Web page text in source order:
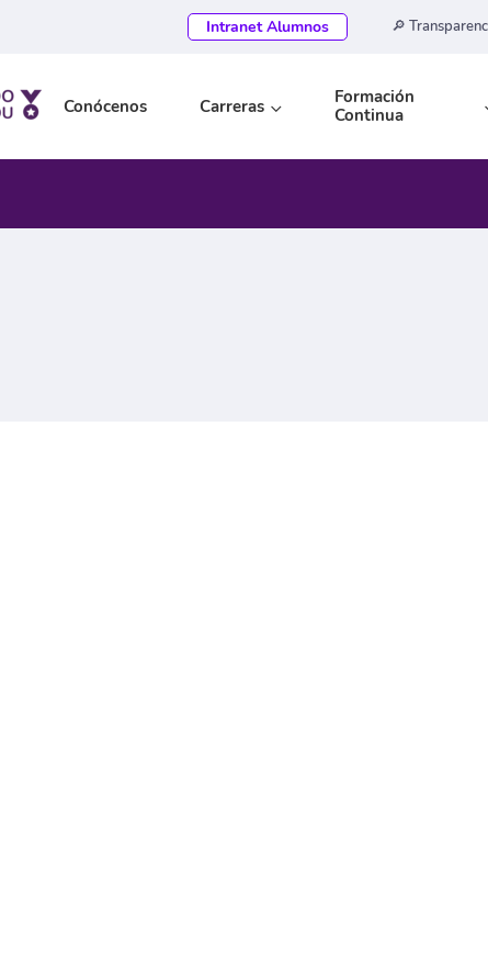
Intranet Alumnos 🔎
Conócenos Carreras
Formación
Continua